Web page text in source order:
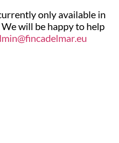
only available in
will be happy to help